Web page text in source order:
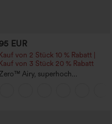
EUR
von 2 Stück 10 % Rabatt |
von 3 Stück 20 % Rabatt
Airy, superhoch
2-in-1 InstantCool Yoga-
mit Taschen